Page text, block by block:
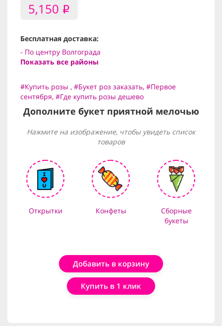
5,150 i
Бесплатная доставка:
- По центру Волгограда
Показать все районы
#Купить розы , #Букет роз заказать, #Первое
сентября, #Где купить розы дешево
Дополните букет приятной мелочью
Нажмите на изображение, чтобы увидеть список
товаров
Открытки Конфеты
Сборные
букеты
Добавить в корзину
Купить в 1 клик